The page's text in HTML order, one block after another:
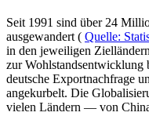
Seit 1991 sind über 24
ausgewandert ( Quelle:
in den jeweiligen
zur Wohlstandsentwicklung
deutsche Exportnachfrage
angekurbelt. Die
vielen Ländern — von